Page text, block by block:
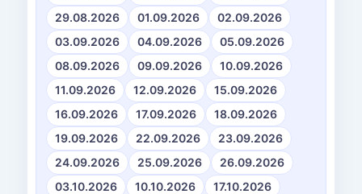
29.08.2026
01.09.2026
02.09.2026
03.09.2026
04.09.2026
05.09.2026
08.09.2026
09.09.2026
10.09.2026
11.09.2026
12.09.2026
15.09.2026
16.09.2026
17.09.2026
18.09.2026
19.09.2026
22.09.2026
23.09.2026
24.09.2026
25.09.2026
26.09.2026
03.10.2026
10.10.2026
17.10.2026